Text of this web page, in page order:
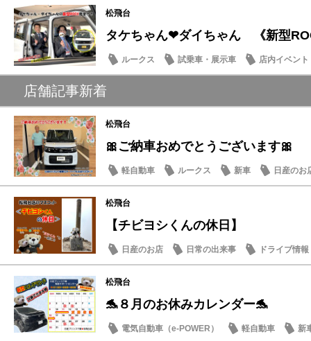
松飛台
タケちゃん❤ダイちゃん 《新型
ルークス 試乗車・展示車 店内イベント
店舗記事新着
松飛台
🎀ご納車おめでとうございます🎀
軽自動車 ルークス 新車 日産のお
松飛台
【チビヨシくんの休日】
日産のお店 日常の出来事 ドライブ情報
松飛台
🐬８月のお休みカレンダー🐬
電気自動車（e-POWER） 軽自動車
新